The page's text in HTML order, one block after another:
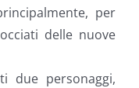
per
delle nuove
due personaggi,